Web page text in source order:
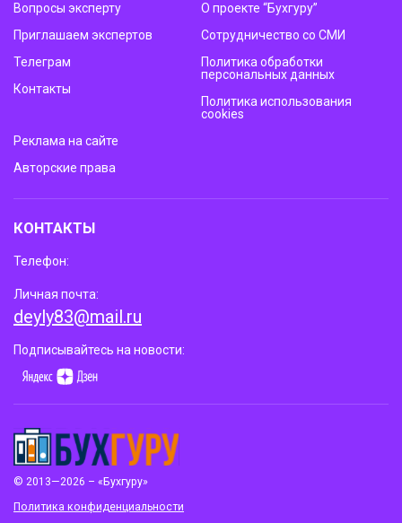
© 2013—2026 – «Бухгуру»
Политика конфиденциальности
Вопросы эксперту
Приглашаем экспертов
Телеграм
Контакты
О проекте “Бухгуру”
Сотрудничество со СМИ
Политика обработки
персональных данных
Политика использования
cookies
Реклама на сайте
Авторские права
КОНТАКТЫ
Телефон:
Личная почта:
deyly83@mail.ru
Подписывайтесь на новости: